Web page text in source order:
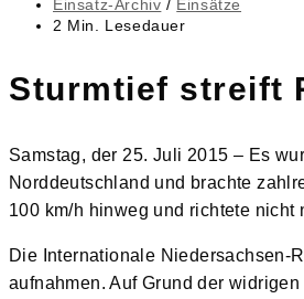
Kategorie:
Einsatz-Archiv / Einsätze
Lesedauer:
2 Min. Lesedauer
Sturmtief streift
Samstag, der 25. Juli 2015 – Es
Norddeutschland und brachte
100 km/h hinweg und richtete nicht
Die Internationale Niedersachsen-
aufnahmen. Auf Grund der